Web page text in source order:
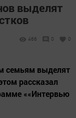
выделят
466 0 0
семьям выделят
рассказал
««Интервью